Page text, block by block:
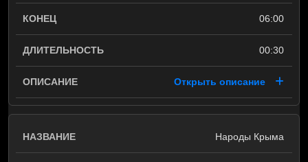
06:00
00:30
Открыть описание
Народы Крыма